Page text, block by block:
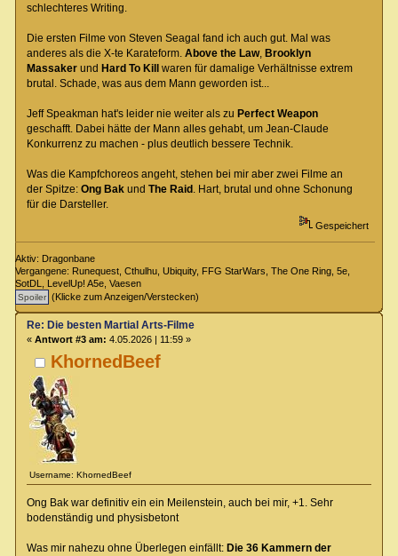
schlechteres Writing.
Die ersten Filme von Steven Seagal fand ich auch gut. Mal was
anderes als die X-te Karateform. Above the Law, Brooklyn
Massakerund Hard To Killwaren für damalige Verhältnisse extrem
brutal. Schade, was aus dem Mann geworden ist...
Jeff Speakman hat's leider nie weiter als zu Perfect Weapon
geschafft. Dabei hätte der Mann alles gehabt, um Jean-Claude
Konkurrenz zu machen - plus deutlich bessere Technik.
Was die Kampfchoreos angeht, stehen bei mir aber zwei Filme an
der Spitze: Ong Bakund The Raid. Hart, brutal und ohne Schonung
für die Darsteller.
Gespeichert
Aktiv: Dragonbane
Vergangene: Runequest, Cthulhu, Ubiquity, FFG StarWars, The One Ring, 5e,
SotDL, LevelUp! A5e, Vaesen
(Klicke zum Anzeigen/Verstecken)
KhornedBeef
Username: KhornedBeef
Re: Die besten Martial Arts-Filme
« Antwort #3 am: 4.05.2026 | 11:59 »
Ong Bak war definitiv ein ein Meilenstein, auch bei mir, +1. Sehr
bodenständig und physisbetont
Was mir nahezu ohne Überlegen einfällt: Die 36 Kammern der